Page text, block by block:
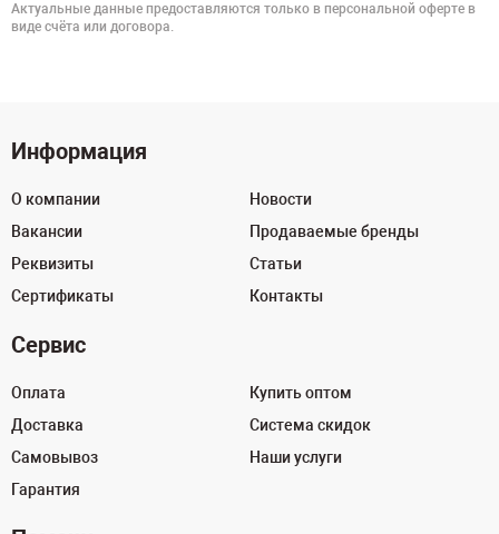
Актуальные данные предоставляются только в персональной оферте в
виде счёта или договора.
Информация
О компании
Вакансии
Реквизиты
Сертификаты
Новости
Продаваемые бренды
Статьи
Контакты
Сервис
Оплата
Доставка
Самовывоз
Гарантия
Купить оптом
Система скидок
Наши услуги